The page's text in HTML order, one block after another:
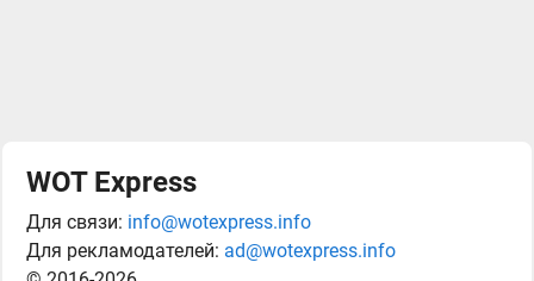
WOT Express
Для связи: info@wotexpress.info
Для рекламодателей: ad@wotexpress.info